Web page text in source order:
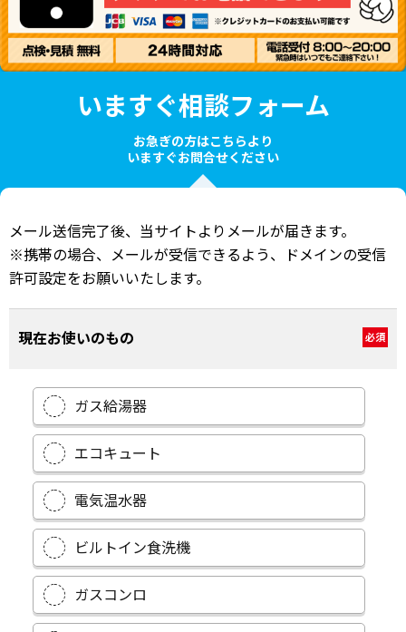
いますぐ相談フォーム
お急ぎの方はこちらより
いますぐお問合せください
メール送信完了後、当サイトよりメールが届きます。
※携帯の場合、メールが受信できるよう、ドメインの受信
許可設定をお願いいたします。
現在お使いのもの 必須
ガス給湯器
エコキュート
電気温水器
ビルトイン食洗機
ガスコンロ